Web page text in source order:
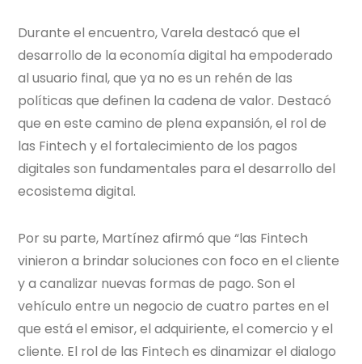
Durante el encuentro, Varela destacó que el
desarrollo de la economía digital ha empoderado
al usuario final, que ya no es un rehén de las
políticas que definen la cadena de valor. Destacó
que en este camino de plena expansión, el rol de
las Fintech y el fortalecimiento de los pagos
digitales son fundamentales para el desarrollo del
ecosistema digital.
Por su parte, Martínez afirmó que “las Fintech
vinieron a brindar soluciones con foco en el cliente
y a canalizar nuevas formas de pago. Son el
vehículo entre un negocio de cuatro partes en el
que está el emisor, el adquiriente, el comercio y el
cliente. El rol de las Fintech es dinamizar el dialogo